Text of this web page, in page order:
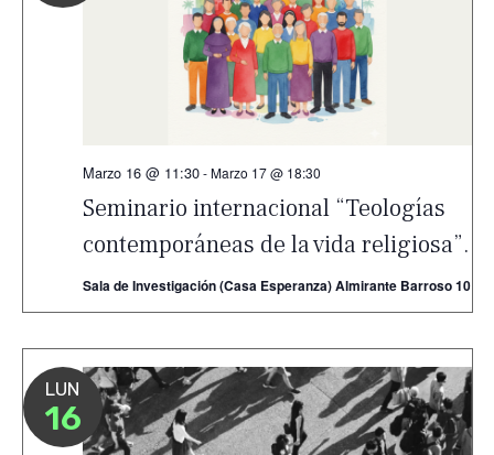
Seminario internacional “Teologías
contemporáneas de la vida religiosa”.
Marzo 16 @ 11:30-Marzo 17 @ 18:30
Sala de Investigación (Casa Esperanza) Almirante Barroso 10
LUN
16